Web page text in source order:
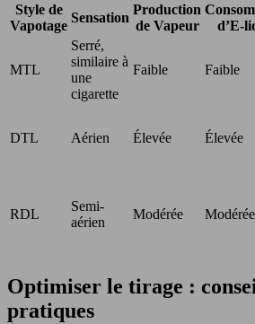
Style de
Vapotage
Sensation
Production
de Vapeur
d’E-
MTL
Serré,
similaire à
une
cigarette
Faible Faible
DTL Aérien Élevée Élevée
RDL
Semi-
aérien
Modérée Modérée
Optimiser le tirage :
pratiques